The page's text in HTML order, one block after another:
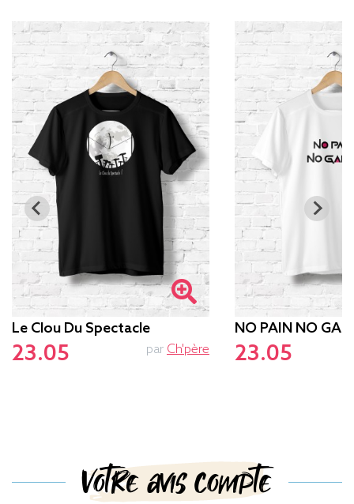
Le Clou Du Spectacle
23.05 par Ch'père
NO PAIN NO
23.05
Votre avis compte